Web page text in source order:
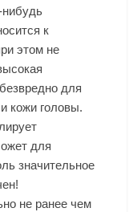
нибудь
к
этом не
для
кожи головы.
для
значительное
не ранее чем